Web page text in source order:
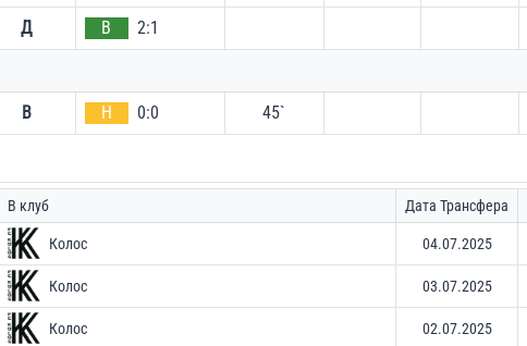
Д В 2:1
В Н 0:0 45`
В клуб Дата Трансфера
Колос 04.07.2025
Колос 03.07.2025
Колос 02.07.2025